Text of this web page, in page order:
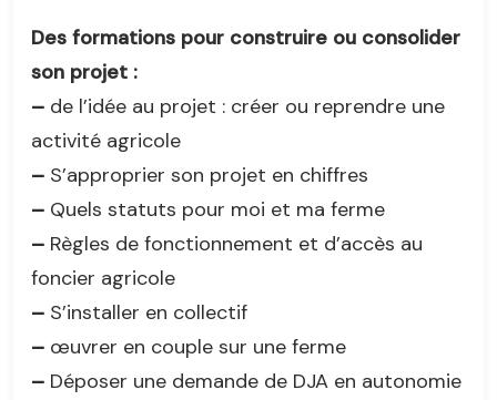
Des formations pour construire ou consolider
son projet :
– de l’idée au projet : créer ou reprendre une
activité agricole
– S’approprier son projet en chiffres
– Quels statuts pour moi et ma ferme
– Règles de fonctionnement et d’accès au
foncier agricole
– S’installer en collectif
– œuvrer en couple sur une ferme
– Déposer une demande de DJA en autonomie